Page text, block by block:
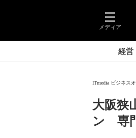
メディア
経営
ITmedia ビジネス
大阪狭
ン 専